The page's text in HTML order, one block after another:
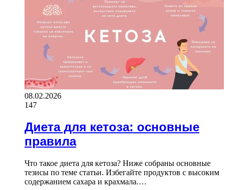
08.02.2026
147
Диета для кетоза: основные
правила
Что такое диета для кетоза? Ниже собраны основные
тезисы по теме статьи. Избегайте продуктов с высоким
содержанием сахара и крахмала.…